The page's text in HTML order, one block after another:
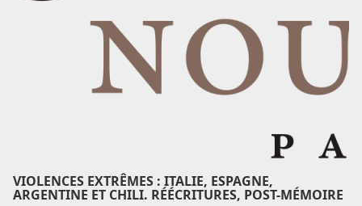
VIOLENCES EXTRÊMES : ITALIE, ESPAGNE,
ARGENTINE ET CHILI. RÉÉCRITURES, POST-MÉMOIRE